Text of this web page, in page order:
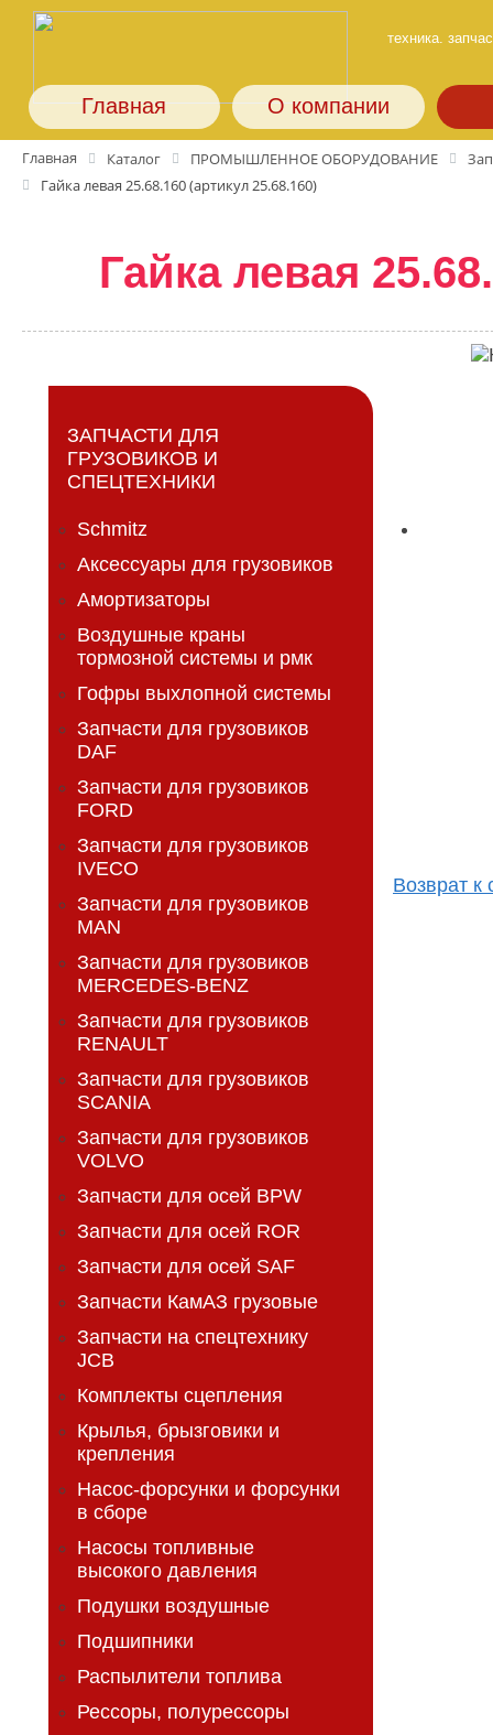
техника.
Главная О компании
Главная Каталог ПРОМЫШЛЕННОЕ ОБОРУДОВАНИЕ
Гайка левая 25.68.160 (артикул 25.68.160)
Гайка левая
ЗАПЧАСТИ ДЛЯ
ГРУЗОВИКОВ И
СПЕЦТЕХНИКИ
Schmitz
Аксессуары для грузовиков
Амортизаторы
Воздушные краны
тормозной системы и рмк
Гофры выхлопной системы
Запчасти для грузовиков
DAF
Запчасти для грузовиков
FORD
Запчасти для грузовиков
IVECO
Запчасти для грузовиков
MAN
Запчасти для грузовиков
MERCEDES-BENZ
Запчасти для грузовиков
RENAULT
Запчасти для грузовиков
SCANIA
Запчасти для грузовиков
VOLVO
Запчасти для осей BPW
Запчасти для осей ROR
Запчасти для осей SAF
Запчасти КамАЗ грузовые
Запчасти на спецтехнику
JCB
Комплекты сцепления
Крылья, брызговики и
крепления
Насос-форсунки и форсунки
в сборе
Насосы топливные
высокого давления
Подушки воздушные
Подшипники
Распылители топлива
Рессоры, полурессоры
Возврат к